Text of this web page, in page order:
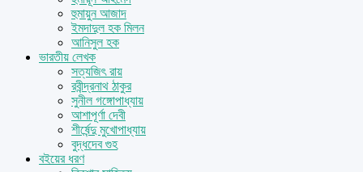
হুমায়ুন আজাদ
ইমদাদুল হক মিলন
আনিসুল হক
ভারতীয় লেখক
সত্যজিৎ রায়
রবীন্দ্রনাথ ঠাকুর
সুনীল গঙ্গোপাধ্যায়
আশাপূর্ণা দেবী
শীর্ষেন্দু মুখোপাধ্যায়
বুদ্ধদেব গুহ
বইয়ের ধরণ